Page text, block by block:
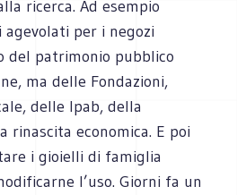
ricerca. Ad esempio
per i negozi
del patrimonio pubblico
ma delle Fondazioni,
delle Ipab, della
rinascita economica. E poi
i gioielli di famiglia
l’uso. Giorni fa un